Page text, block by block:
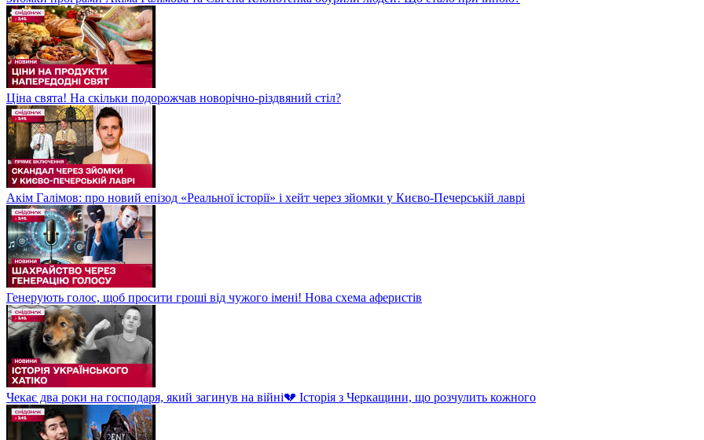
Ціна свята! На скільки подорожчав новорічно-різдвяний стіл?
Акім Галімов: про новий епізод «Реальної історії» і хейт через зйомки у Києво-Печерській лаврі
Генерують голос, щоб просити гроші від чужого імені! Нова схема аферистів
Чекає два роки на господаря, який загинув на війні💔 Історія з Черкащини, що розчулить кожного